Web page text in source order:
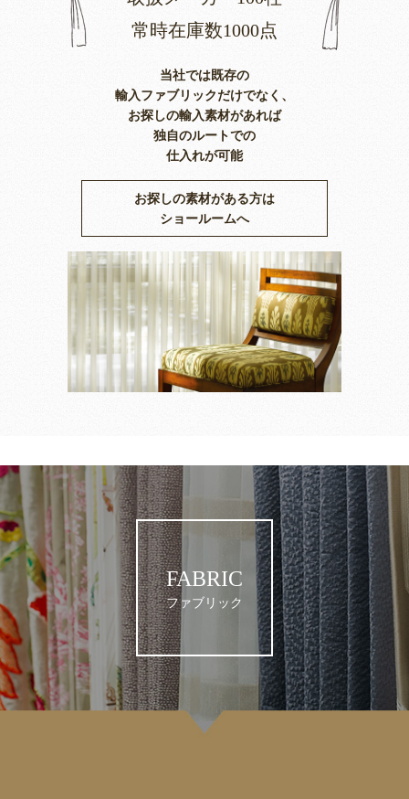
常時在庫数1000点
当社では既存の
輸入ファブリックだけでなく、
お探しの輸入素材があれば
独自のルートでの
仕入れが可能
お探しの素材がある方は
ショールームへ
FABRIC
ファブリック